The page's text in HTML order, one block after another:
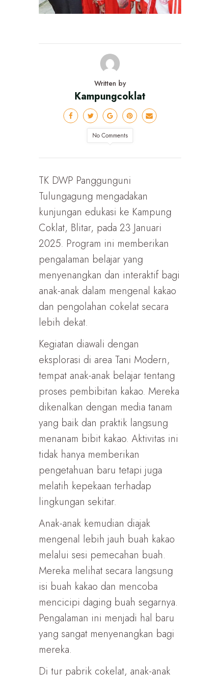
Written by
Kampungcoklat
No Comments
TK DWP Panggunguni
Tulungagung mengadakan
kunjungan edukasi ke Kampung
Coklat, Blitar, pada 23 Januari
2025. Program ini memberikan
pengalaman belajar yang
menyenangkan dan interaktif bagi
anak-anak dalam mengenal kakao
dan pengolahan cokelat secara
lebih dekat.
Kegiatan diawali dengan
eksplorasi di area Tani Modern,
tempat anak-anak belajar tentang
proses pembibitan kakao. Mereka
dikenalkan dengan media tanam
yang baik dan praktik langsung
menanam bibit kakao. Aktivitas ini
tidak hanya memberikan
pengetahuan baru tetapi juga
melatih kepekaan terhadap
lingkungan sekitar.
Anak-anak kemudian diajak
mengenal lebih jauh buah kakao
melalui sesi pemecahan buah.
Mereka melihat secara langsung
isi buah kakao dan mencoba
mencicipi daging buah segarnya.
Pengalaman ini menjadi hal baru
yang sangat menyenangkan bagi
mereka.
Di tur pabrik cokelat, anak-anak